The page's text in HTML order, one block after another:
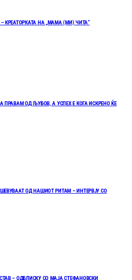
КРЕАТОРКАТА НА „МАМА (МИ) ЧИТА“
ПРАВАМ ОД ЉУБОВ, А УСПЕХ Е КОГА ИСКРЕНО ЌЕ
ОД НАШИОТ РИТАМ – ИНТЕРВЈУ СО
– ОДБЛИСКУ СО МАЈА СТЕФАНОВСКИ